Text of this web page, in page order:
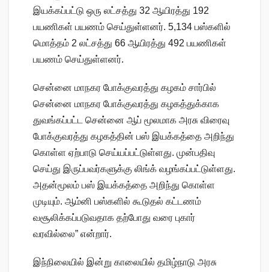
இயக்கப்பட்டு ஒரு லட்சத்து 32 ஆயிரத்து 192
பயணிகள் பயணம் செய்துள்ளனர். 5,134 பஸ்களில்
மொத்தம் 2 லட்சத்து 66 ஆயிரத்து 492 பயணிகள்
பயணம் செய்துள்ளனர்.
சென்னை மாநகர போக்குவரத்து கழகம் சார்பில்
சென்னை மாநகர போக்குவரத்து கழகத்துக்காக
துவங்கப்பட்ட சென்னை ஆப் மூலமாக அரசு விரைவு
போக்குவரத்து கழகத்தின் பஸ் இயக்கத்தை அறிந்து
கொள்ள ஏற்பாடு செய்யப்பட்டுள்ளது. முன்பதிவு
செய்து இருப்பவர்களுக்கு லிங்க் வழங்கப்பட்டுள்ளது.
அதன்மூலம் பஸ் இயக்கத்தை அறிந்து கொள்ள
முடியும். ஆம்னி பஸ்களில் கூடுதல் கட்டணம்
வசூலிக்கப்படுவதாக தற்போது வரை புகார்
வரவில்லை” என்றார்.
இந்நிலையில் இன்று காலையில் தமிழ்நாடு அரசு